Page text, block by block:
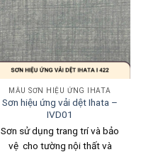
MẪU SƠN HIỆU ỨNG IHATA
Sơn hiệu ứng vải dệt Ihata –
IVD01
Sơn sử dụng trang trí và bảo
vệ cho tường nội thất và